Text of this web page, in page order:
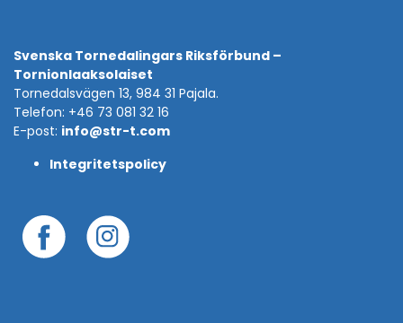
Svenska Tornedalingars Riksförbund –
Tornionlaaksolaiset
Tornedalsvägen 13, 984 31 Pajala.
Telefon: +46 73 081 32 16
E-post: info@str-t.com
Integritetspolicy